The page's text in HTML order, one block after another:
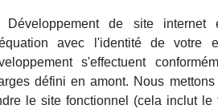
Développement de site
avec l'identité de votre
s'effectuent
défini en amont. Nous
le site fonctionnel (cela inclut le